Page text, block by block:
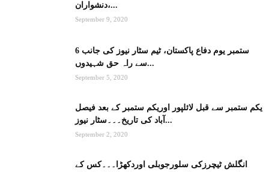
دنشواران،...
September 9, 2020
6 ستمبر یوم دفاع پاکستان، ٹیم سٹار نیوز کی جانب
سے راہ حق شہیدوں...
September 5, 2020
یکم ستمبر سے قبل لائلپور اوریکم ستمبر کے بعد فیصل
آباد کی تاریخ۔۔۔سٹار نیوز...
September 2, 2020
انگلش ٹیچرزکی سلورجوبلی اوردکھڑا۔۔۔کس کے